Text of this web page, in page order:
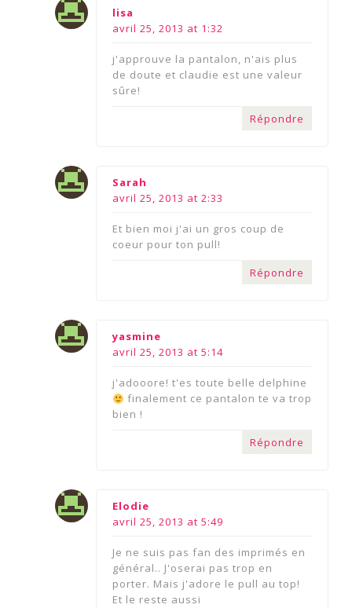
lisa
avril 25, 2013 at 1:32
j'approuve la pantalon, n'ais plus
de doute et claudie est une valeur
sûre!
Répondre
Sarah
avril 25, 2013 at 2:33
Et bien moi j'ai un gros coup de
coeur pour ton pull!
Répondre
yasmine
avril 25, 2013 at 5:14
j'adooore! t'es toute belle delphine
finalement ce pantalon te va trop
bien !
Répondre
Elodie
avril 25, 2013 at 5:49
Je ne suis pas fan des imprimés en
général.. J'oserai pas trop en
porter. Mais j'adore le pull au top!
Et le reste aussi